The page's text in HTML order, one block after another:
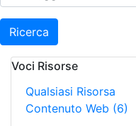
Ricerca
Voci Risorse
Qualsiasi Risorsa
Contenuto Web (6)